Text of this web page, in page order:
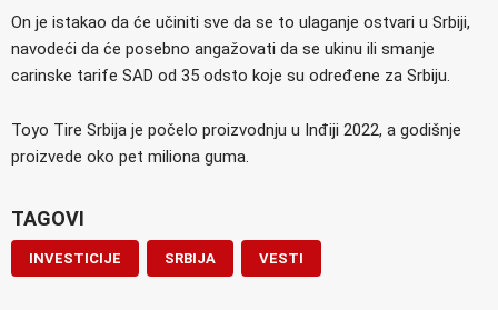
On je istakao da će učiniti sve da se to ulaganje ostvari u Srbiji,
navodeći da će posebno angažovati da se ukinu ili smanje
carinske tarife SAD od 35 odsto koje su određene za Srbiju.
Toyo Tire Srbija je počelo proizvodnju u Inđiji 2022, a godišnje
proizvede oko pet miliona guma.
TAGOVI
INVESTICIJE SRBIJA VESTI